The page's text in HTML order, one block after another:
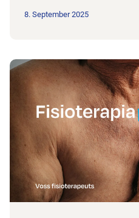
8. September 2025
Zum Beitrag